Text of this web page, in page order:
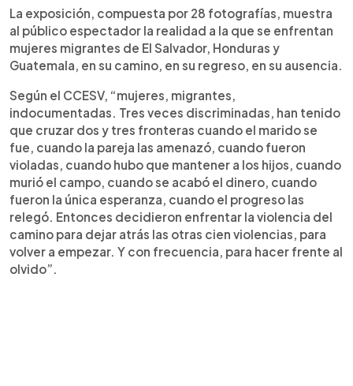
La exposición, compuesta por 28 fotografías, muestra
al público espectador la realidad a la que se enfrentan
mujeres migrantes de El Salvador, Honduras y
Guatemala, en su camino, en su regreso, en su ausencia.
Según el CCESV, “mujeres, migrantes,
indocumentadas. Tres veces discriminadas, han tenido
que cruzar dos y tres fronteras cuando el marido se
fue, cuando la pareja las amenazó, cuando fueron
violadas, cuando hubo que mantener a los hijos, cuando
murió el campo, cuando se acabó el dinero, cuando
fueron la única esperanza, cuando el progreso las
relegó. Entonces decidieron enfrentar la violencia del
camino para dejar atrás las otras cien violencias, para
volver a empezar. Y con frecuencia, para hacer frente al
olvido”.